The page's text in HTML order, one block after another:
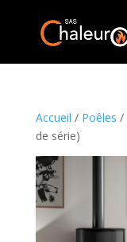
Accueil / Poêles /
de série)